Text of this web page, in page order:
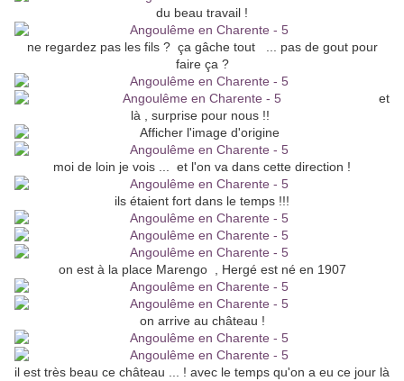
du beau travail !
ne regardez pas les fils ? ça gâche tout ... pas de gout pour
faire ça ?
et
là , surprise pour nous !!
moi de loin je vois ... et l'on va dans cette direction !
ils étaient fort dans le temps !!!
on est à la place Marengo , Hergé est né en 1907
on arrive au château !
il est très beau ce château ... ! avec le temps qu'on a eu ce jour là